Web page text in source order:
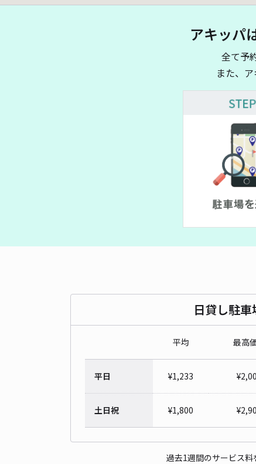
アキッパ
全て予
また、
日貸し駐車
平均 最高
平日 ¥1,233 ¥
土日祝 ¥1,800 ¥
過去1週間のサービス料